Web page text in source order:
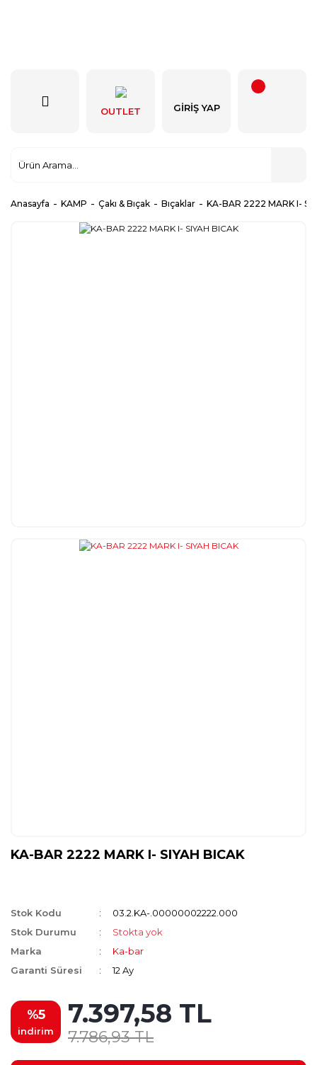
OUTLET GIRIŞ YAP
Anasayfa KAMP Çakı & Bıçak Bıçaklar KA-BAR 2222 MARK I-
KA-BAR 2222 MARK I- SIYAH BICAK
Stok Kodu
03.2.KA-.00000002222.000
Stok Durumu
Stokta yok
Marka
Ka-bar
Garanti Süresi
12 Ay
%5
indirim
7.397,58 TL
7.786,93 TL